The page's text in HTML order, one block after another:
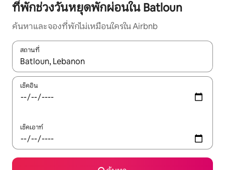
ที่พักช่วงวันหยุดพักผ่อนใน Batloun
ค้นหาและจองที่พักไม่เหมือนใครใน Airbnb
สถานที่
ใช้ลูกศรขึ้นลง หรือใช้การสัมผัสหรือปัด เพื่อสำรวจผลการค้นหา
เช็คอิน
เช็คเอาท์